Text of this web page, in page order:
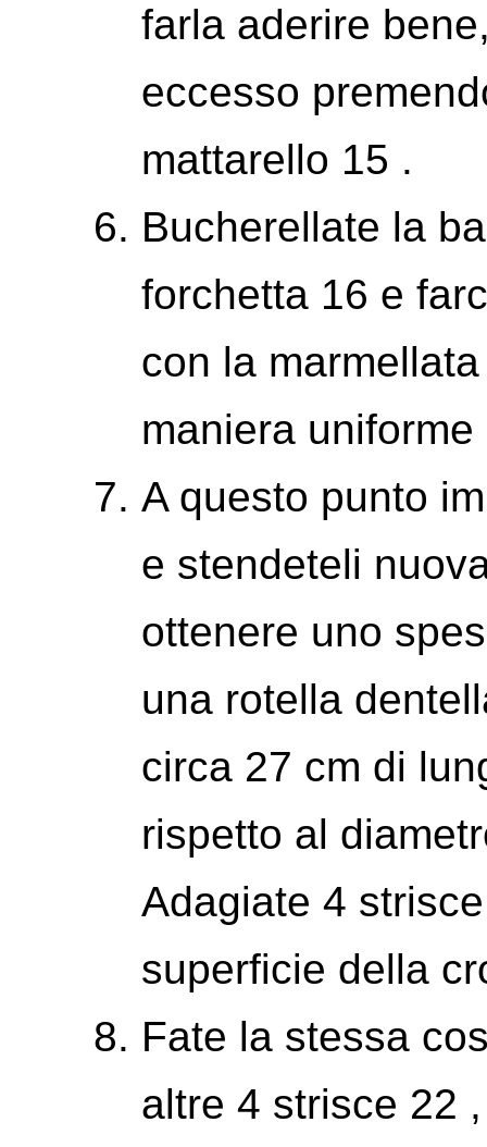
farla aderire
eccesso
mattarello 15 .
Bucherellate la
forchetta 16 e
con la
maniera uniforme
A questo punto
e stendeteli
ottenere uno
una rotella
circa 27 cm di
rispetto al
Adagiate 4
superficie della
Fate la stessa
altre 4 strisce 22